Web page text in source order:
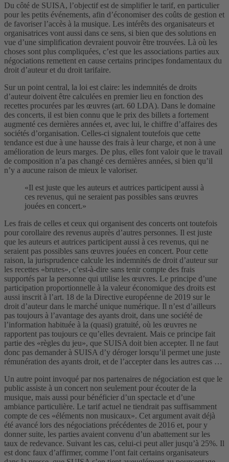
Du côté de SUISA, l’objectif est de simplifier le tarif, en particulier
pour les petits événements, afin d’économiser des coûts de gestion et
de favoriser l’accès à la musique. Les intérêts des organisateurs et
organisatrices vont aussi dans ce sens, si bien que des solutions en
vue d’une simplification devraient pouvoir être trouvées. Là où les
choses sont plus compliquées, c’est que les associations parties aux
négociations remettent en cause certains principes fondamentaux du
droit d’auteur et du droit tarifaire.
Sur un point central, la loi est claire: les indemnités de droits
d’auteur doivent être calculées en premier lieu en fonction des
recettes procurées par les œuvres (art. 60 LDA). Dans le domaine
des concerts, il est bien connu que le prix des billets a fortement
augmenté ces dernières années et, avec lui, le chiffre d’affaires des
sociétés d’organisation. Celles-ci signalent toutefois que cette
tendance est due à une hausse des frais à leur charge, et non à une
amélioration de leurs marges. De plus, elles font valoir que le travail
de composition n’a pas changé ces dernières années, si bien qu’il
n’y a aucune raison de mieux le valoriser.
«Il est juste que les auteurs et autrices participent aussi à
ces revenus, qui ne seraient pas possibles sans œuvres
jouées en concert.»
Les frais de celles et ceux qui organisent des concerts ont toutefois
pour corollaire des revenus auprès d’autres personnes. Il est juste
que les auteurs et autrices participent aussi à ces revenus, qui ne
seraient pas possibles sans œuvres jouées en concert. Pour cette
raison, la jurisprudence calcule les indemnités de droit d’auteur sur
les recettes «brutes», c’est-à-dire sans tenir compte des frais
supportés par la personne qui utilise les œuvres. Le principe d’une
participation proportionnelle à la valeur économique des droits est
aussi inscrit à l’art. 18 de la Directive européenne de 2019 sur le
droit d’auteur dans le marché unique numérique. Il n’est d’ailleurs
pas toujours à l’avantage des ayants droit, dans une société de
l’information habituée à la (quasi) gratuité, où les œuvres ne
rapportent pas toujours ce qu’elles devraient. Mais ce principe fait
partie des «règles du jeu», que SUISA doit bien accepter. Il ne faut
donc pas demander à SUISA d’y déroger lorsqu’il permet une juste
rémunération des ayants droit, et de l’accepter dans les autres cas …
Un autre point invoqué par nos partenaires de négociation est que le
public assiste à un concert non seulement pour écouter de la
musique, mais aussi pour bénéficier d’un spectacle et d’une
ambiance particulière. Le tarif actuel ne tiendrait pas suffisamment
compte de ces «éléments non musicaux». Cet argument avait déjà
été avancé lors des négociations précédentes de 2016 et, pour y
donner suite, les parties avaient convenu d’un abattement sur les
taux de redevance. Suivant les cas, celui-ci peut aller jusqu’à 25%. Il
est donc faux d’affirmer, comme l’ont fait certains organisateurs